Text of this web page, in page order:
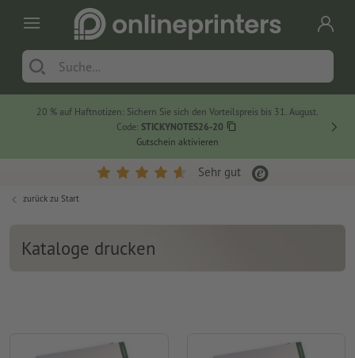
20 % auf Haftnotizen: Sichern Sie sich den Vorteilspreis bis 31. August.
Code: STICKYNOTES26-20
Gutschein aktivieren
Sehr gut
zurück zu Start
Kataloge drucken